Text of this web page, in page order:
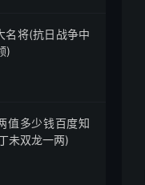
名将(抗日战争中
)
值多少钱百度知
未双龙一两)